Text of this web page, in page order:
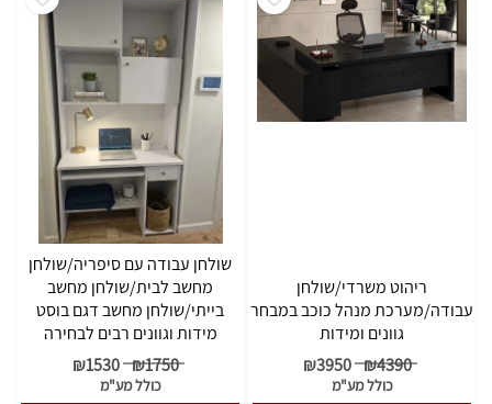
ריהוט משרדי/שולחן
עבודה/מערכת מנהל כוכב במבחר
גוונים ומידות
₪4390
₪3950
כולל מע"מ
שולחן עבודה עם סיפריה/שולחן
מחשב לבית/שולחן מחשב
בייתי/שולחן מחשב דגם בוסט
מידות וגוונים רבים לבחירה
₪1750
₪1530
כולל מע"מ